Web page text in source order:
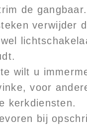
de
verwijder
wilt u
voor
kerkdiensten.
bij